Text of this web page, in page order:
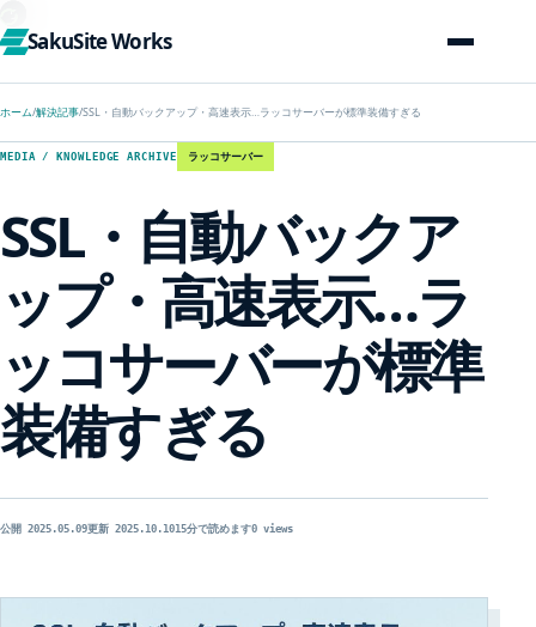
SakuSite Works
ホーム/解決記事/SSL・自動バックアップ・高速表示…ラッコサーバーが標準装備すぎる
MEDIA / KNOWLEDGE ARCHIVE ラッコサーバー
SSL・自動バックア
ップ・高速表示…ラ
ッコサーバーが標準
装備すぎる
公開 2025.05.09更新 2025.10.1015分で読めます0 views